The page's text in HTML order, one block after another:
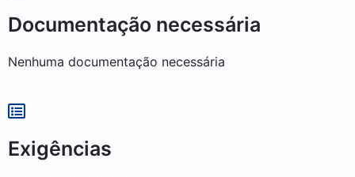
Documentação necessária
Nenhuma documentação necessária
Exigências